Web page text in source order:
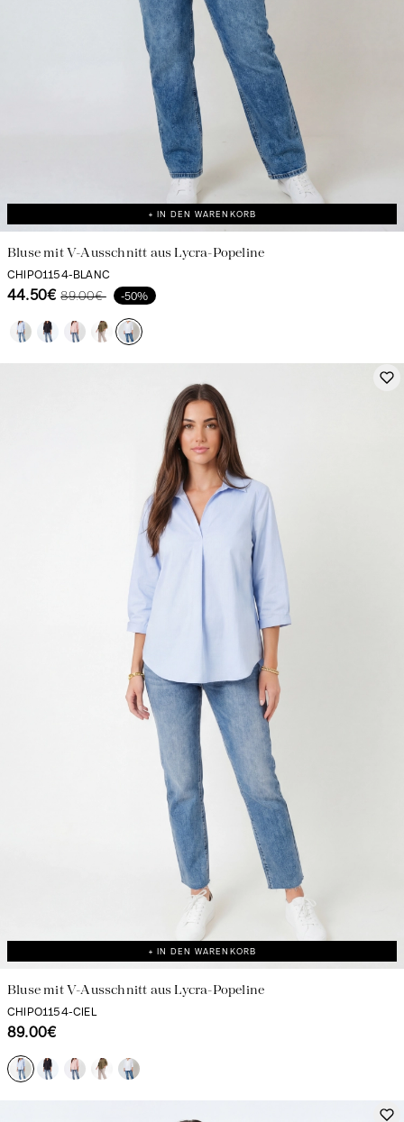
+ IN DEN WARENKORB
Bluse mit V-Ausschnitt aus Lycra-Popeline
CHIPO1154-BLANC
44.50€ 89.00€ -50%
+ IN DEN WARENKORB
Bluse mit V-Ausschnitt aus Lycra-Popeline
CHIPO1154-CIEL
89.00€